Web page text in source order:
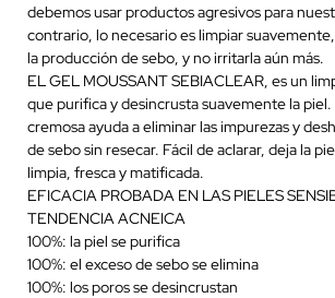
debemos usar productos agresivos para
contrario, lo necesario es limpiar
la producción de sebo, y no irritarla aún más.
EL GEL MOUSSANT SEBIACLEAR, es un
que purifica y desincrusta suavemente la piel.
cremosa ayuda a eliminar las impurezas y
de sebo sin resecar. Fácil de aclarar, deja la
limpia, fresca y matificada.
EFICACIA PROBADA EN LAS PIELES
TENDENCIA ACNEICA
100%: la piel se purifica
100%: el exceso de sebo se elimina
100%: los poros se desincrustan